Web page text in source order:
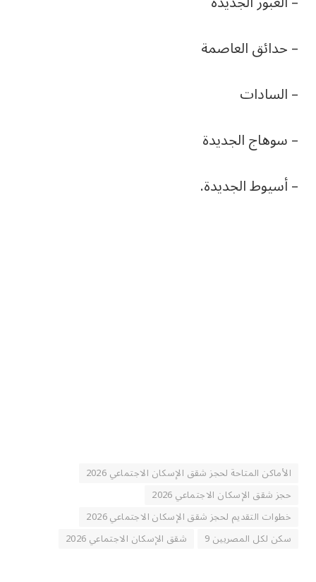
– حدائق العاصمة
– السادات
– سوهاج الجديدة
– أسيوط الجديدة.
الأماكن المتاحة لحجز شقق الإسكان الاجتماعي 2026
حجز شقق الإسكان الاجتماعي 2026
خطوات التقديم لحجز شقق الإسكان الاجتماعي 2026
سكن لكل المصريين 9
شقق الإسكان الاجتماعي 2026